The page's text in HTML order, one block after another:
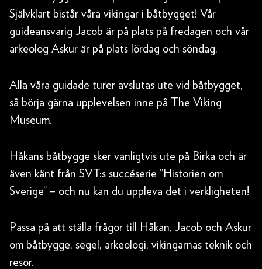
Självklart bistår våra vikingar i båtbygget! Vår
guideansvarig Jacob är på plats på fredagen och vår
arkeolog Askur är på plats lördag och söndag.
Alla våra guidade turer avslutas ute vid båtbygget,
så börja gärna upplevelsen inne på The Viking
Museum.
Håkans båtbygge sker vanligtvis ute på Birka och är
även känt från SVT:s succéserie ”Historien om
Sverige” – och nu kan du uppleva det i verkligheten!
Passa på att ställa frågor till Håkan, Jacob och Askur
om båtbygge, segel, arkeologi, vikingarnas teknik och
resor.